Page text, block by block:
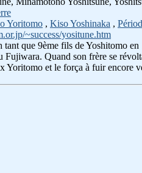
Yoritomo , Kiso Yoshinaka ,
~success/yositune.htm
que 9ème fils de Yoshitomo
Quand son frère se
Yoritomo et le força à fuir encore